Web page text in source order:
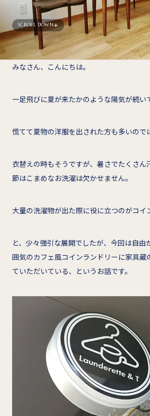
SCROLL DOWN
みなさん、こんにちは。
一足飛びに夏が来たかのような陽気が続い
慌てて夏物の洋服を出された方も多いので
衣替えの時もそうですが、暑さでたくさん
節はこまめなお洗濯は欠かせません。
大量の洗濯物が出た際に役に立つのがコイ
と、少々強引な展開でしたが、今回は自由
囲気のカフェ風コインランドリーに家具蔵
ていただいている、というお話です。